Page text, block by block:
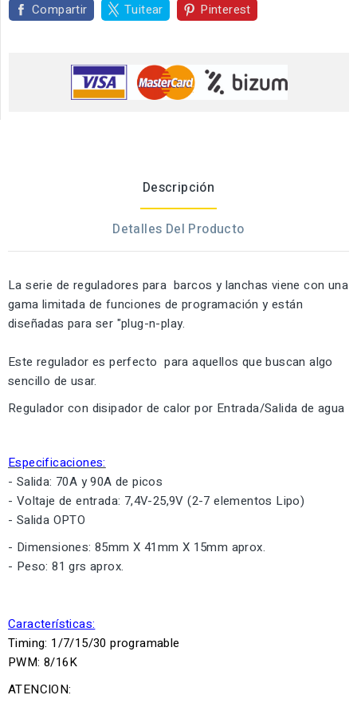
Compartir Tuitear Pinterest
Descripción
Detalles Del Producto
La serie de reguladores para barcos y lanchas viene con una
gama limitada de funciones de programación y están
diseñadas para ser "plug-n-play.
Este regulador es perfecto para aquellos que buscan algo
sencillo de usar.
Regulador con disipador de calor por Entrada/Salida de agua
Especificaciones:
- Salida: 70A y 90A de picos
- Voltaje de entrada: 7,4V-25,9V (2-7 elementos Lipo)
- Salida OPTO
- Dimensiones: 85mm X 41mm X 15mm aprox.
- Peso: 81 grs aprox.
Características:
Timing: 1/7/15/30 programable
PWM: 8/16K
ATENCION: